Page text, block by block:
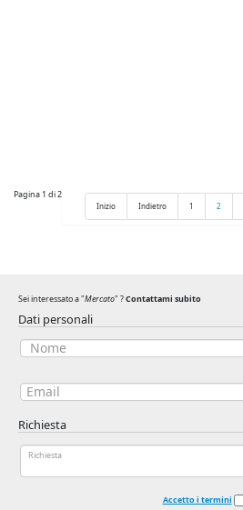
Pagina 1 di 2
Inizio Indietro 1 2
Sei interessato a "Mercato" ?Contattami subito
Dati personali
Richiesta
Accetto i termini